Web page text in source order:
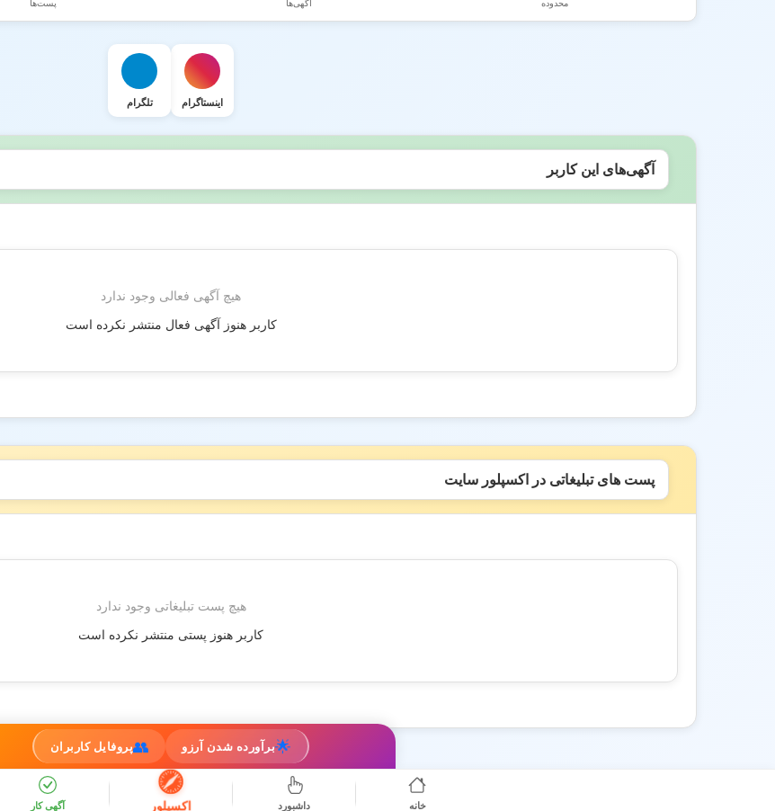
🌟برآورده شدن آرزو 👥پروفایل کاربران
خانه داشبورد اکسپلور آگهی کار
محدوده آگهی‌ها پست‌ها
اینستاگرام تلگرام
آگهی‌های این کاربر
هیچ آگهی فعالی وجود ندارد
کاربر هنوز آگهی فعال منتشر نکرده است
پست های تبلیغاتی در اکسپلور سایت
هیچ پست تبلیغاتی وجود ندارد
کاربر هنوز پستی منتشر نکرده است